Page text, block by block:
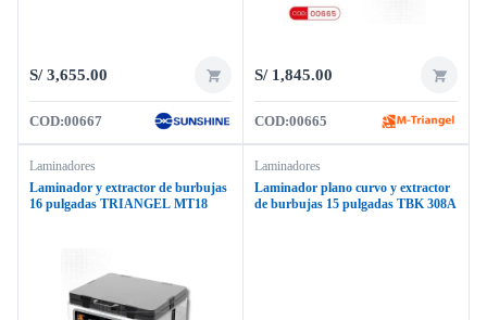
S/3,655.00
COD:00667
S/1,845.00
COD:00665
Laminadores
Laminador y extractor de burbujas
16 pulgadas TRIANGEL MT18
Laminadores
Laminador plano curvo y extractor
de burbujas 15 pulgadas TBK 308A